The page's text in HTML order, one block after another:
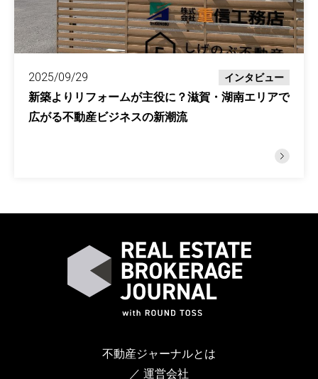
2025/09/29 インタビュー
新築よりリフォームが主役に？滋賀・湖南エリアで
広がる不動産ビジネスの新潮流
不動産ジャーナルとは
／ 運営会社